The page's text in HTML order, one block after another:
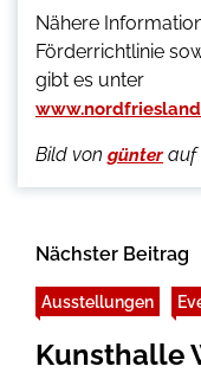
Nähere
Förderrichtlinie
gibt es unter
Bild von günter auf
Nächster Beitrag
Ausstellungen
Kunsthalle